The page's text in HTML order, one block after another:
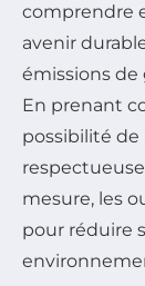
comprendre
avenir
émissions de
En prenant
possibilité
mesure, les
pour réduire